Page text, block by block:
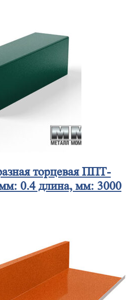
торцевая ППТ-
0.4 длина, мм: 3000